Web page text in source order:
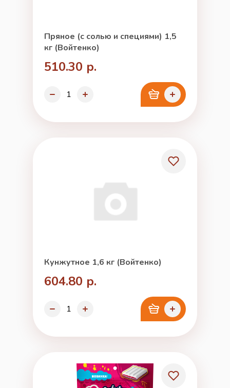
Пряное (с солью и специями) 1,5
кг (Войтенко)
510.30 р.
Кунжутное 1,6 кг (Войтенко)
604.80 р.